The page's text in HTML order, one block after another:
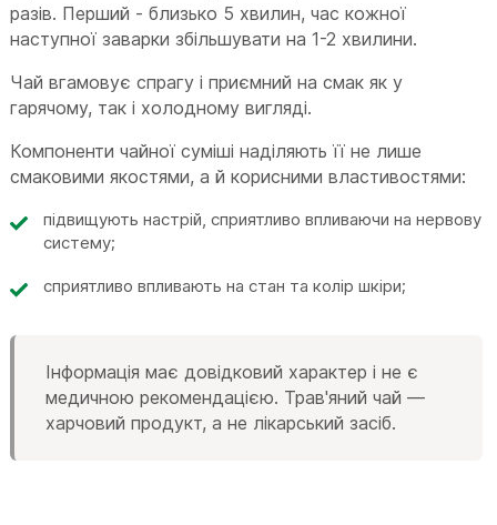
разів. Перший - близько 5 хвилин, час кожної
наступної заварки збільшувати на 1-2 хвилини.
Чай вгамовує спрагу і приємний на смак як у
гарячому, так і холодному вигляді.
Компоненти чайної суміші наділяють її не лише
смаковими якостями, а й корисними властивостями:
підвищують настрій, сприятливо впливаючи на нервову
систему;
сприятливо впливають на стан та колір шкіри;
Інформація має довідковий характер і не є
медичною рекомендацією. Трав'яний чай —
харчовий продукт, а не лікарський засіб.